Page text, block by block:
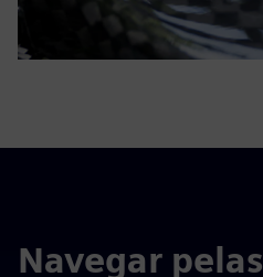
Navegar pelas